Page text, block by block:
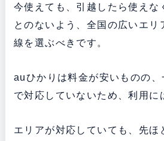
今使えても、引越したら使えな
とのないよう、全国の広いエリ
線を選ぶべきです。
auひかりは料金が安いものの
で対応していないため、利用に
エリアが対応していても、先ほ